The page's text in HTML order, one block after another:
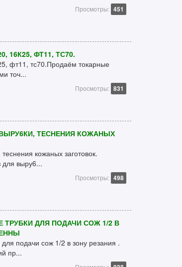
Просмотры: 451
16К25, ФТ11, ТС70.
фт11, тс70.Продаём токарные
точ...
Просмотры: 831
ТЕСНЕНИЯ КОЖАНЫХ
кожаных заготовок.
для выру6...
Просмотры: 498
ДЛЯ ПОДАЧИ СОЖ 1/2 В
подачи сож 1/2 в зону резания .
пр...